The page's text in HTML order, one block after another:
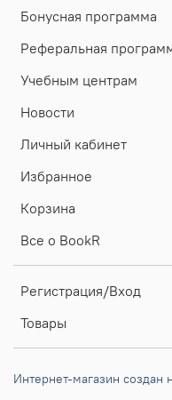
Бонусная программа
Реферальная
Учебным центрам
Новости
Личный кабинет
Избранное
Корзина
Все о BookR
Регистрация/Вход
Товары
Интернет-магазин создан